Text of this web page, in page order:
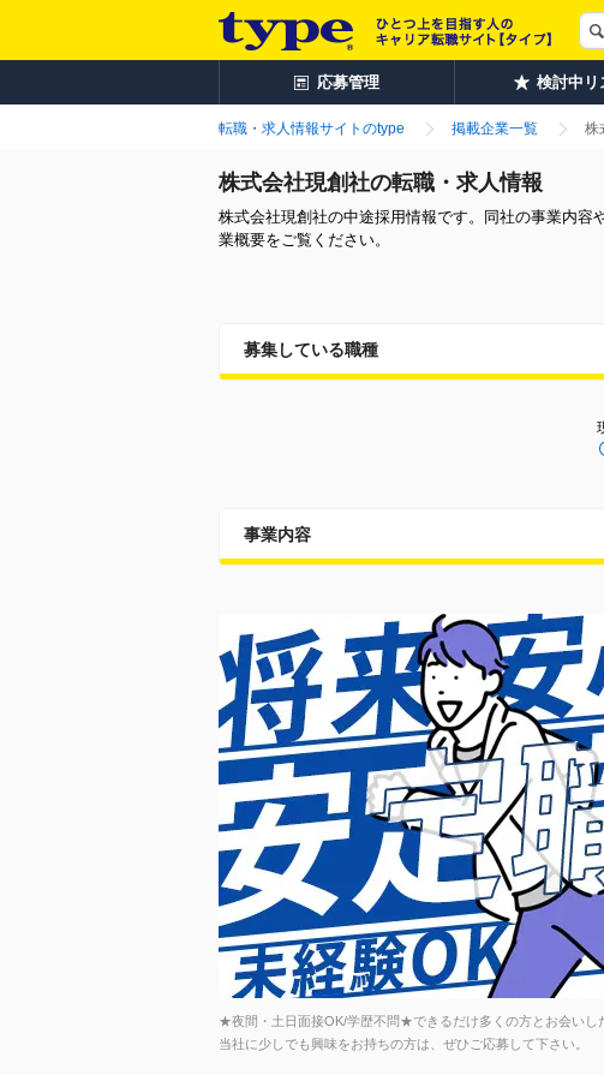
応募管理 検討中リ
転職・求人情報サイトのtype 掲載企業一覧 株
株式会社現創社の転職・求人情報
株式会社現創社の中途採用情報です。同社の事業内
業概要をご覧ください。
募集している職種
事業内容
★夜間・土日面接OK/学歴不問★できるだけ多くの方とお会いし
当社に少しでも興味をお持ちの方は、ぜひご応募して下さい。